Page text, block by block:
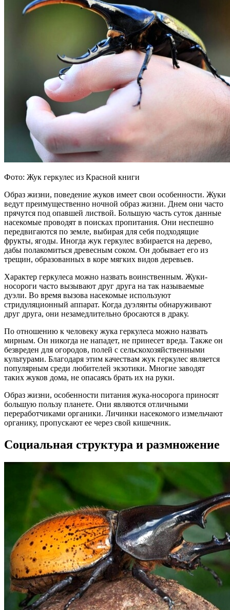
Фото: Жук геркулес из Красной книги
Образ жизни, поведение жуков имеет свои особенности. Жуки
ведут преимущественно ночной образ жизни. Днем они часто
прячутся под опавшей листвой. Большую часть суток данные
насекомые проводят в поисках пропитания. Они неспешно
передвигаются по земле, выбирая для себя подходящие
фрукты, ягоды. Иногда жук геркулес взбирается на дерево,
дабы полакомиться древесным соком. Он добывает его из
трещин, образованных в коре мягких видов деревьев.
Характер геркулеса можно назвать воинственным. Жуки-
носороги часто вызывают друг друга на так называемые
дуэли. Во время вызова насекомые используют
стридуляционный аппарат. Когда дуэлянты обнаруживают
друг друга, они незамедлительно бросаются в драку.
По отношению к человеку жука геркулеса можно назвать
мирным. Он никогда не нападет, не принесет вреда. Также он
безвреден для огородов, полей с сельскохозяйственными
культурами. Благодаря этим качествам жук геркулес является
популярным среди любителей экзотики. Многие заводят
таких жуков дома, не опасаясь брать их на руки.
Образ жизни, особенности питания жука-носорога приносят
большую пользу планете. Они являются отличными
переработчиками органики. Личинки насекомого измельчают
органику, пропускают ее через свой кишечник.
Социальная структура и размножение